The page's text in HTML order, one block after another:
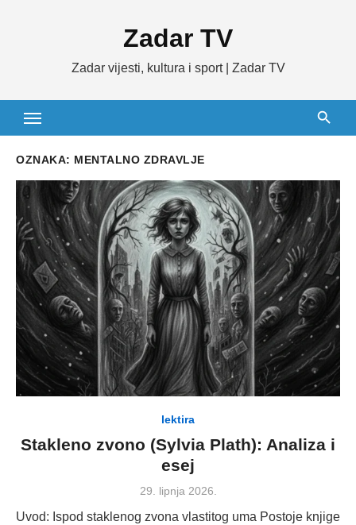
Zadar TV
Zadar vijesti, kultura i sport | Zadar TV
OZNAKA: MENTALNO ZDRAVLJE
lektira
Stakleno zvono (Sylvia Plath): Analiza i
esej
Posted
29. lipnja 2026.
Uvod: Ispod staklenog zvona vlastitog uma Postoje knjige